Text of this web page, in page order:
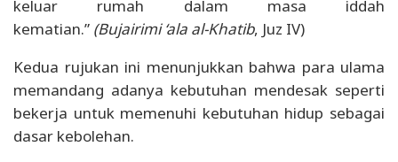
keluar rumah dalam masa iddah
kematian.” (Bujairimi ‘ala al-Khatib, Juz IV)
Kedua rujukan ini menunjukkan bahwa para ulama
memandang adanya kebutuhan mendesak seperti
bekerja untuk memenuhi kebutuhan hidup sebagai
dasar kebolehan.